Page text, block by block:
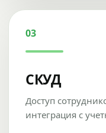
03
СКУД
Доступ
интеграция с